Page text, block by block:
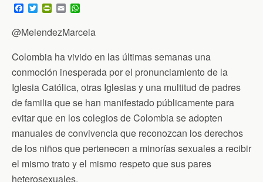
F
a
c
e
o
o
k
T
w
t
e
r
P
n
F
r
i
e
n
d
y
E
m
a
i t
A
p
p
@MelendezMarcela
Colombia ha vivido en las últimas semanas una
conmoción inesperada por el pronunciamiento de la
Iglesia Católica, otras Iglesias y una multitud de padres
de familia que se han manifestado públicamente para
evitar que en los colegios de Colombia se adopten
manuales de convivencia que reconozcan los derechos
de los niños que pertenecen a minorías sexuales a recibir
el mismo trato y el mismo respeto que sus pares
heterosexuales.